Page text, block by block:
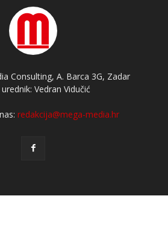
Consulting, A. Barca 3G, Zadar
Vedran Vidučić
redakcija@mega-media.hr